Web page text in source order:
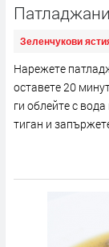
Зеленчукови
Нарежете
оставете 20
ги облейте с
тиган и